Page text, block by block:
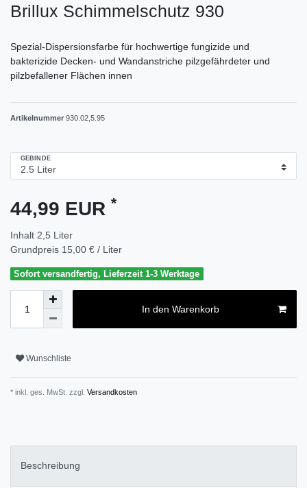
Brillux Schimmelschutz 930
Spezial-Dispersionsfarbe für hochwertige fungizide und
bakterizide Decken- und Wandanstriche pilzgefährdeter und
pilzbefallener Flächen innen
Artikelnummer 930.02,5.95
GEBINDE
44,99 EUR *
Inhalt 2,5 Liter
Grundpreis 15,00 € / Liter
Sofort versandfertig, Lieferzeit 1-3 Werktage
In den Warenkorb
Wunschliste
* inkl. ges. MwSt. zzgl. Versandkosten
Beschreibung